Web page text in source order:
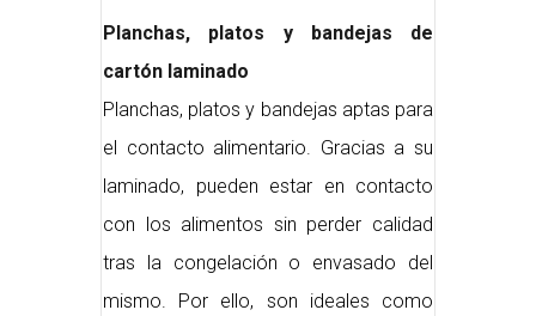
Planchas, platos y bandejas de
cartón laminado
Planchas, platos y bandejas aptas para
el contacto alimentario. Gracias a su
laminado, pueden estar en contacto
con los alimentos sin perder calidad
tras la congelación o envasado del
mismo. Por ello, son ideales como